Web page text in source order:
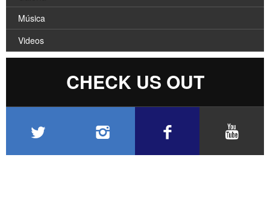
Música
Videos
CHECK US OUT